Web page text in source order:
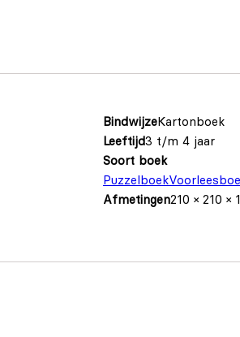
BindwijzeKartonboek
Leeftijd3 t/m 4 jaar
Soort boek
Puzzelboek
Afmetingen210 × 210 ×